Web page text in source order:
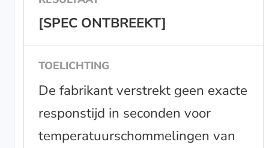
[SPEC ONTBREEKT]
De fabrikant verstrekt geen exacte
responstijd in seconden voor
temperatuurschommelingen van